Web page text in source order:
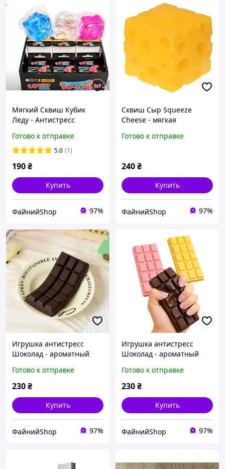
Мягкий Сквиш Кубик
Леду - Антистресс
Игрушка 6×6 см
Готово к отправке
5.0 (1)
190₴
Купить
ФайнийShop 97%
Сквиш Сыр Squeeze
Cheese - мягкая
ароматом сыра 6 см
Готово к отправке
240₴
Купить
ФайнийShop 97%
Игрушка антистресс
Шоколад - ароматный
шоколадной плитки
Готово к отправке
230₴
Купить
ФайнийShop 97%
Игрушка антистресс
Шоколад - ароматный
шоколадной плитки
Готово к отправке
230₴
Купить
ФайнийShop 97%